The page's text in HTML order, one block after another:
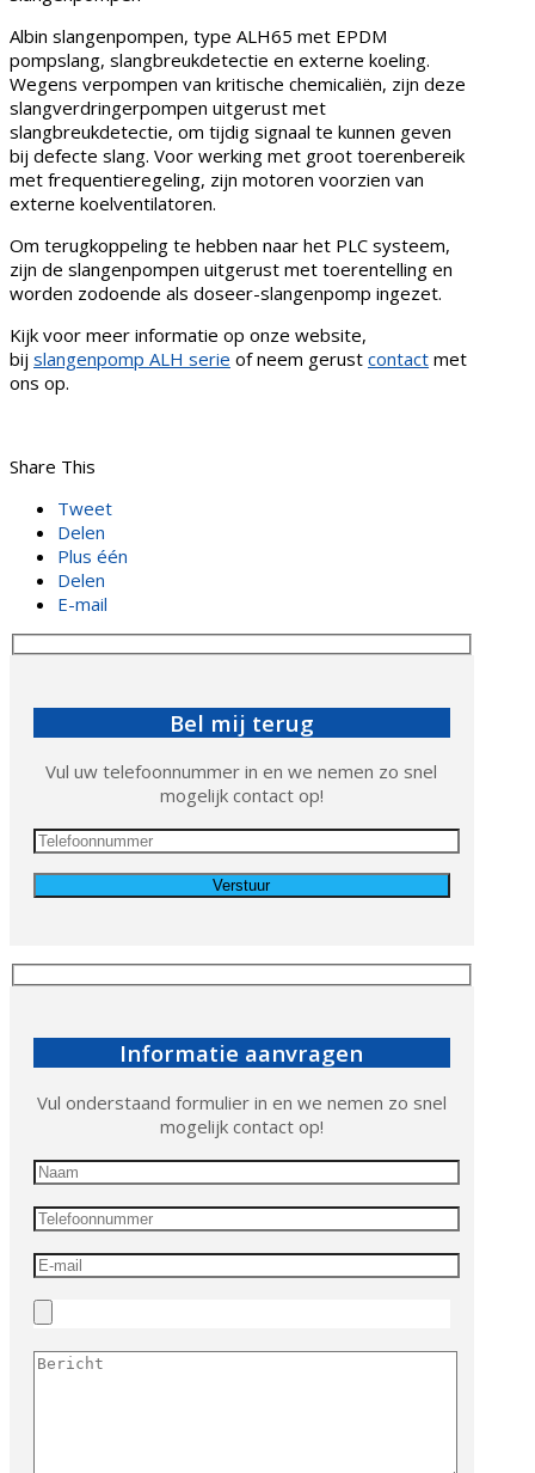
Albin slangenpompen, type ALH65 met EPDM
pompslang, slangbreukdetectie en externe koeling.
Wegens verpompen van kritische chemicaliën, zijn deze
slangverdringerpompen uitgerust met
slangbreukdetectie, om tijdig signaal te kunnen geven
bij defecte slang. Voor werking met groot toerenbereik
met frequentieregeling, zijn motoren voorzien van
externe koelventilatoren.
Om terugkoppeling te hebben naar het PLC systeem,
zijn de slangenpompen uitgerust met toerentelling en
worden zodoende als doseer-slangenpomp ingezet.
Kijk voor meer informatie op onze website,
bij slangenpomp ALH serie of neem gerust contact met
ons op.
Share This
Tweet
Delen
Plus één
Delen
E-mail
Bel mij terug
Vul uw telefoonnummer in en we nemen zo snel
mogelijk contact op!
Gelieve dit veld leeg te laten.
Informatie aanvragen
Vul onderstaand formulier in en we nemen zo snel
mogelijk contact op!